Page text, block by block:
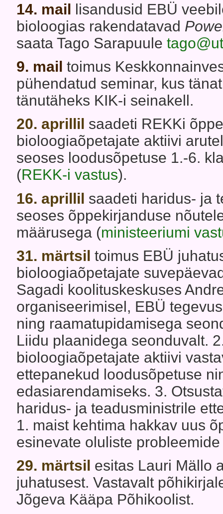
14. mail lisandusid EBÜ
bioloogias rakendatavad
saata Tago Sarapuule
9. mail toimus
pühendatud seminar, kus
tänutäheks KIK-i seinakell.
20. aprillil saadeti REKKi
bioloogiaõpetajate aktiivi
seoses loodusõpetuse 1.-6.
(REKK-i vastus).
16. aprillil saadeti haridus- ja
seoses õppekirjanduse
määrusega (ministeeriumi
31. märtsil toimus EBÜ
bioloogiaõpetajate
Sagadi koolituskeskuses
organiseerimisel, EBÜ
ning raamatupidamisega
Liidu plaanidega seonduvalt.
bioloogiaõpetajate aktiivi
ettepanekud loodusõpetuse
edasiarendamiseks. 3.
haridus- ja teadusministrile
1. maist kehtima hakkav uus
esinevate oluliste probleemide
29. märtsil esitas Lauri Mällo
juhatusest. Vastavalt
Jõgeva Kääpa Põhikoolist.